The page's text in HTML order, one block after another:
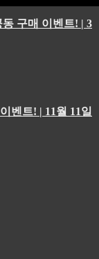
구매 이벤트! | 3
벤트! | 11월 11일